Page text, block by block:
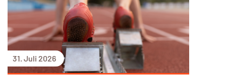
31. Juli 2026